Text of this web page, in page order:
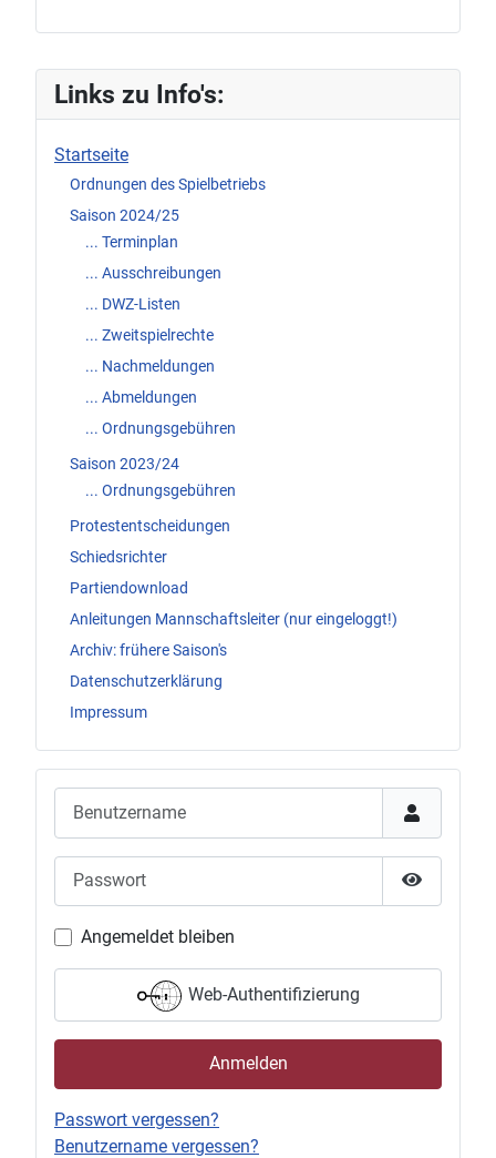
Links zu Info's:
Startseite
Ordnungen des Spielbetriebs
Saison 2024/25
... Terminplan
... Ausschreibungen
... DWZ-Listen
... Zweitspielrechte
... Nachmeldungen
... Abmeldungen
... Ordnungsgebühren
Saison 2023/24
... Ordnungsgebühren
Protestentscheidungen
Schiedsrichter
Partiendownload
Anleitungen Mannschaftsleiter (nur eingeloggt!)
Archiv: frühere Saison's
Datenschutzerklärung
Impressum
Passwort
Angemeldet bleiben
Web-Authentifizierung
Anmelden
Passwort vergessen?
Benutzername vergessen?